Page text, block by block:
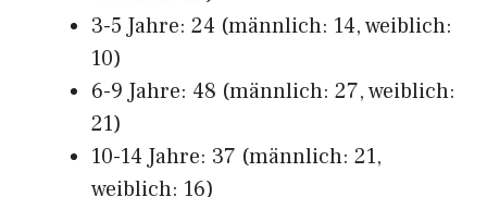
3-5 Jahre: 24 (männlich: 14, weiblich:
10)
6-9 Jahre: 48 (männlich: 27, weiblich:
21)
10-14 Jahre: 37 (männlich: 21,
weiblich: 16)